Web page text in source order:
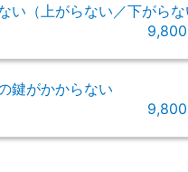
い（上がらない／下がらな
9,800
鍵がかからない
9,800